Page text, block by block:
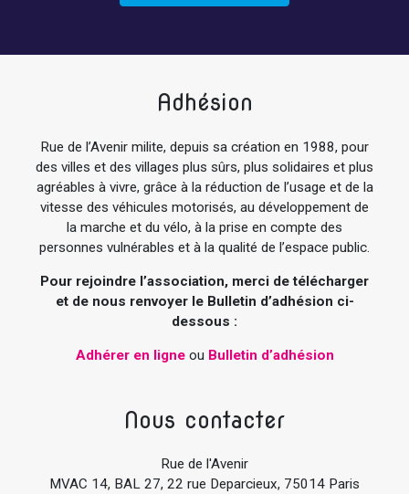
Adhésion
Rue de l’Avenir milite, depuis sa création en 1988, pour
des villes et des villages plus sûrs, plus solidaires et plus
agréables à vivre, grâce à la réduction de l’usage et de la
vitesse des véhicules motorisés, au développement de
la marche et du vélo, à la prise en compte des
personnes vulnérables et à la qualité de l’espace public.
Pour rejoindre l’association, merci de télécharger
et de nous renvoyer le Bulletin d’adhésion ci-
dessous :
Adhérer en ligneou Bulletin d’adhésion
Nous contacter
Rue de l'Avenir
MVAC 14, BAL 27, 22 rue Deparcieux, 75014 Paris